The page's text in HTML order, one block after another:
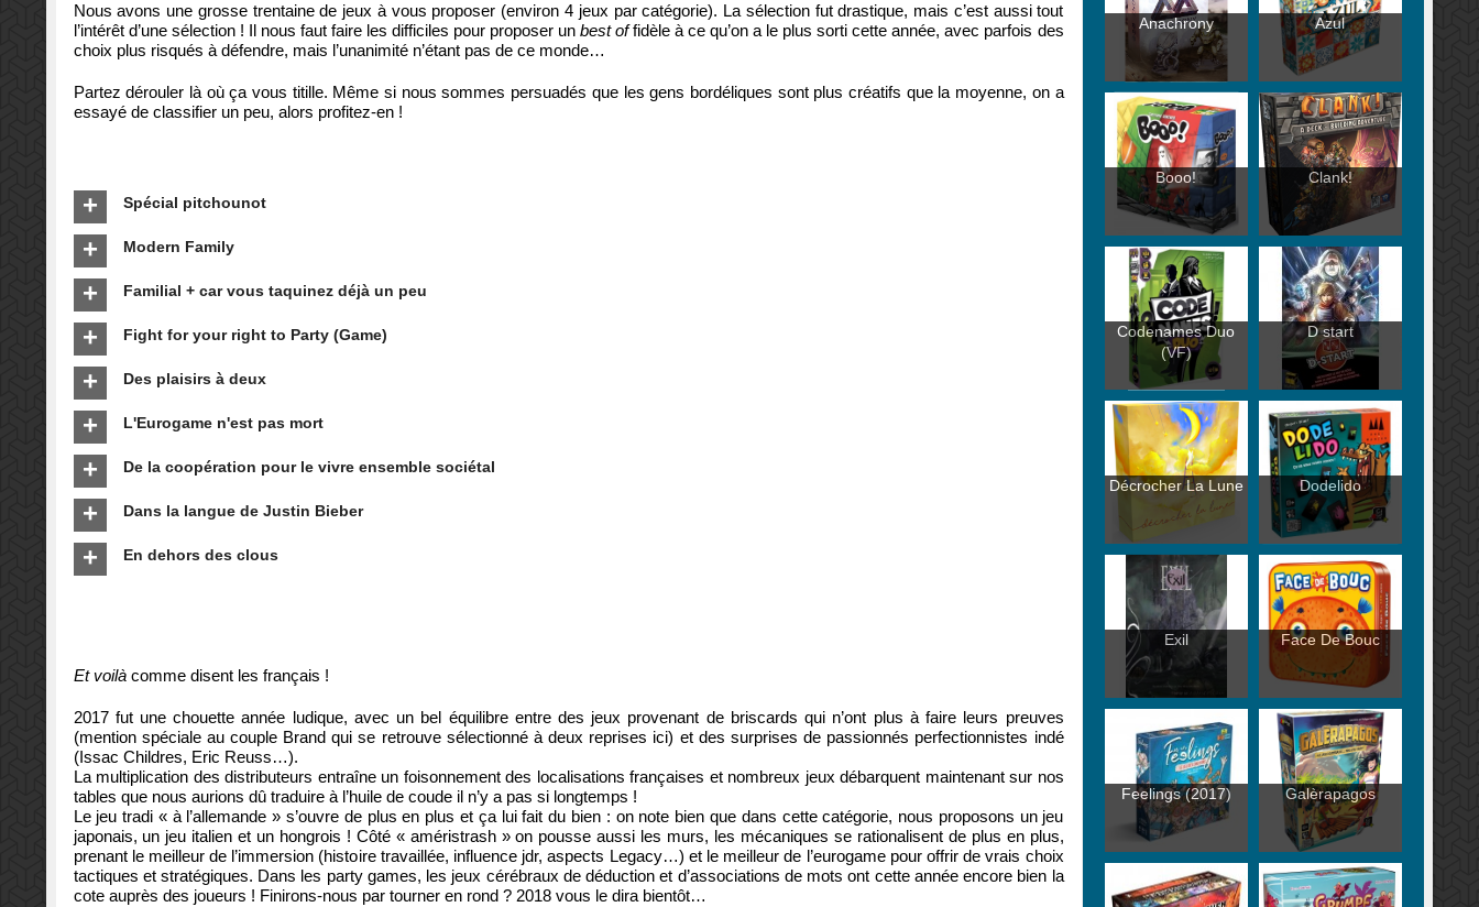
Nous avons une grosse trentaine de jeux à vous proposer (environ 4 jeux par catégorie). La sélection fut drastique, mais c’est aussi tout
l’intérêt d’une sélection ! Il nous faut faire les difficiles pour proposer un best offidèle à ce qu’on a le plus sorti cette année, avec parfois des
choix plus risqués à défendre, mais l’unanimité n’étant pas de ce monde…
Partez dérouler là où ça vous titille. Même si nous sommes persuadés que les gens bordéliques sont plus créatifs que la moyenne, on a
essayé de classifier un peu, alors profitez-en !
Spécial pitchounot
Modern Family
Familial + car vous taquinez déjà un peu
Fight for your right to Party (Game)
Des plaisirs à deux
L'Eurogame n'est pas mort
De la coopération pour le vivre ensemble sociétal
Dans la langue de Justin Bieber
En dehors des clous
Et voilàcomme disent les français !
2017 fut une chouette année ludique, avec un bel équilibre entre des jeux provenant de briscards qui n’ont plus à faire leurs preuves
(mention spéciale au couple Brand qui se retrouve sélectionné à deux reprises ici) et des surprises de passionnés perfectionnistes indé
(Issac Childres, Eric Reuss…).
La multiplication des distributeurs entraîne un foisonnement des localisations françaises et nombreux jeux débarquent maintenant sur nos
tables que nous aurions dû traduire à l’huile de coude il n’y a pas si longtemps !
Le jeu tradi « à l’allemande » s’ouvre de plus en plus et ça lui fait du bien : on note bien que dans cette catégorie, nous proposons un jeu
japonais, un jeu italien et un hongrois ! Côté « améristrash » on pousse aussi les murs, les mécaniques se rationalisent de plus en plus,
prenant le meilleur de l’immersion (histoire travaillée, influence jdr, aspects Legacy…) et le meilleur de l’eurogame pour offrir de vrais choix
tactiques et stratégiques. Dans les party games, les jeux cérébraux de déduction et d’associations de mots ont cette année encore bien la
cote auprès des joueurs ! Finirons-nous par tourner en rond ? 2018 vous le dira bientôt…
Anachrony Azul
Booo! Clank!
Codenames Duo
(VF)
D start
Décrocher La Lune Dodelido
Exil Face De Bouc
Feelings (2017) Galèrapagos